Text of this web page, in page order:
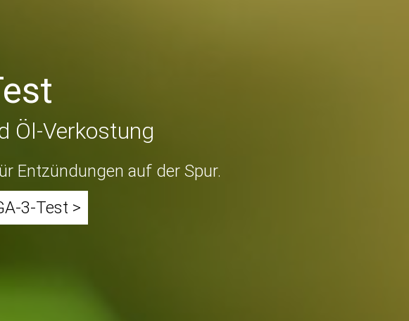
Öl-Verkostung
Entzündungen auf der Spur.
3-Test >